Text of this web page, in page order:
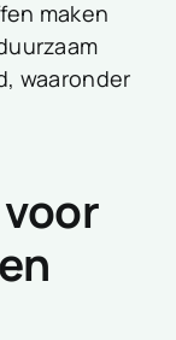
maken
waaronder